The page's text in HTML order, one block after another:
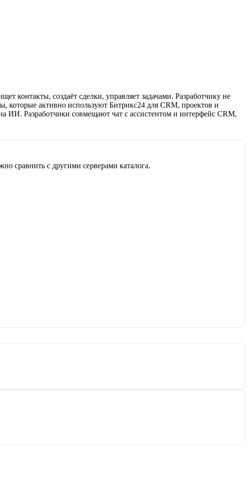
контакты, создаёт сделки, управляет задачами. Разработчику не
которые активно используют Битрикс24 для CRM, проектов и
ИИ. Разработчики совмещают чат с ассистентом и интерфейс CRM,
сравнить с другими серверами каталога.